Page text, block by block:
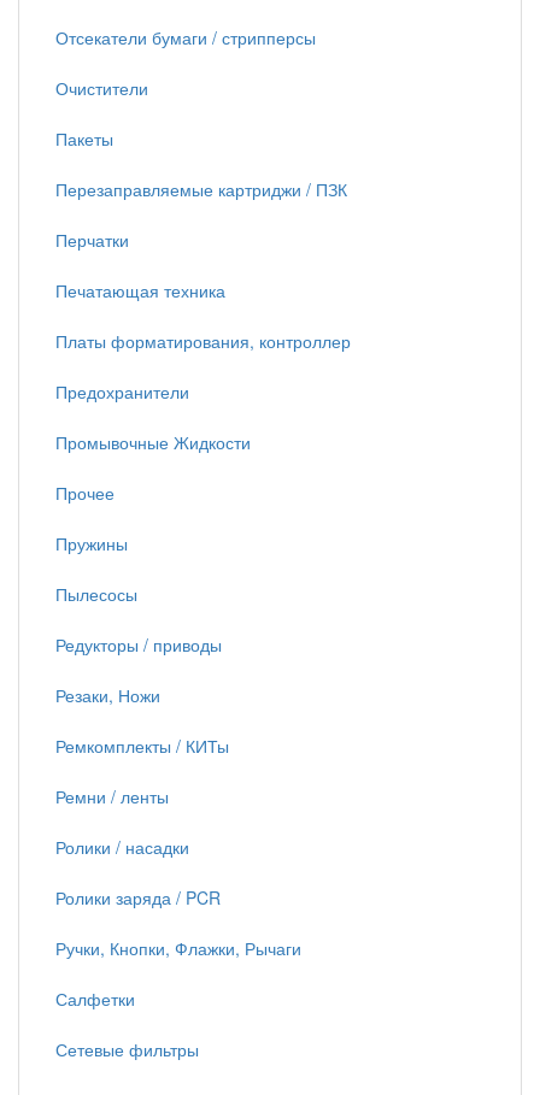
Отсекатели бумаги / стрипперсы
Очистители
Пакеты
Перезаправляемые картриджи / ПЗК
Перчатки
Печатающая техника
Платы форматирования, контроллер
Предохранители
Промывочные Жидкости
Прочее
Пружины
Пылесосы
Редукторы / приводы
Резаки, Ножи
Ремкомплекты / КИТы
Ремни / ленты
Ролики / насадки
Ролики заряда / PCR
Ручки, Кнопки, Флажки, Рычаги
Салфетки
Сетевые фильтры